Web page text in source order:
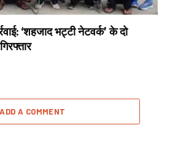
‘शहजाद भट्टी नेटवर्क’ के दो
ADD A COMMENT